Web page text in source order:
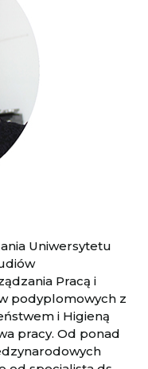
Uniwersytetu
Pracą i
podyplomowych z
i Higieną
pracy. Od ponad